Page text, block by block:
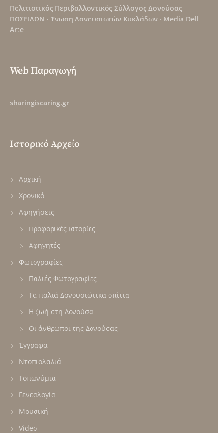
Πολιτιστικός Περιβαλλοντικός Σύλλογος Δονούσας
ΠΟΣΕΙΔΩΝ · Ένωση Δονουσιωτών Κυκλάδων · Media Dell
Arte
Web Παραγωγή
sharingiscaring.gr
Ιστορικό Αρχείο
Αρχική
Χρονικό
Αφηγήσεις
Προφορικές Ιστορίες
Αφηγητές
Φωτογραφίες
Παλιές Φωτογραφίες
Τα παλιά Δονουσιώτικα σπίτια
Η ζωή στη Δονούσα
Οι άνθρωποι της Δονούσας
Έγγραφα
Ντοπιολαλιά
Τοπωνύμια
Γενεαλογία
Μουσική
Video